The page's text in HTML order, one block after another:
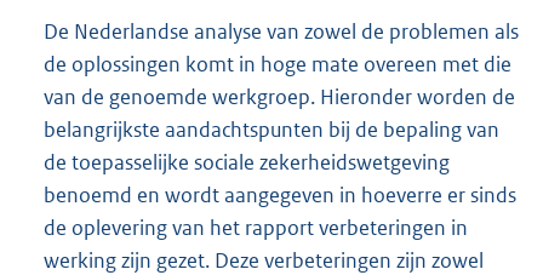
De Nederlandse analyse van zowel de problemen als
de oplossingen komt in hoge mate overeen met die
van de genoemde werkgroep. Hieronder worden de
belangrijkste aandachtspunten bij de bepaling van
de toepasselijke sociale zekerheidswetgeving
benoemd en wordt aangegeven in hoeverre er sinds
de oplevering van het rapport verbeteringen in
werking zijn gezet. Deze verbeteringen zijn zowel